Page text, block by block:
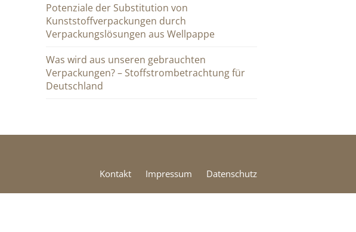
Potenziale der Substitution von
Kunststoffverpackungen durch
Verpackungslösungen aus Wellpappe
Was wird aus unseren gebrauchten
Verpackungen? – Stoffstrombetrachtung für
Deutschland
Kontakt Impressum Datenschutz